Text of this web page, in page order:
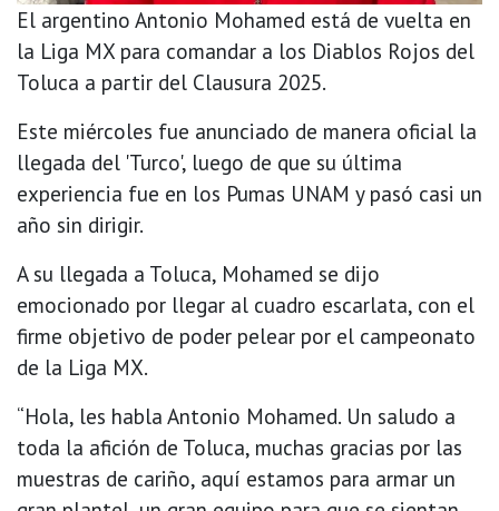
El argentino Antonio Mohamed está de vuelta en
la Liga MX para comandar a los Diablos Rojos del
Toluca a partir del Clausura 2025.
Este miércoles fue anunciado de manera oficial la
llegada del 'Turco', luego de que su última
experiencia fue en los Pumas UNAM y pasó casi un
año sin dirigir.
A su llegada a Toluca, Mohamed se dijo
emocionado por llegar al cuadro escarlata, con el
firme objetivo de poder pelear por el campeonato
de la Liga MX.
“Hola, les habla Antonio Mohamed. Un saludo a
toda la afición de Toluca, muchas gracias por las
muestras de cariño, aquí estamos para armar un